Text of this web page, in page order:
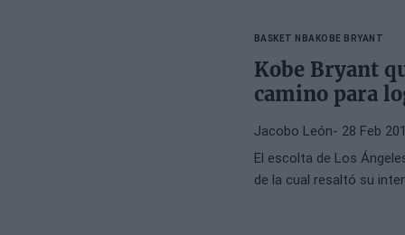
BASKET NBAKOBE BRYANT
Kobe Bryant
camino para
Jacobo León- 28 Feb
El escolta de Los
de la cual resaltó su